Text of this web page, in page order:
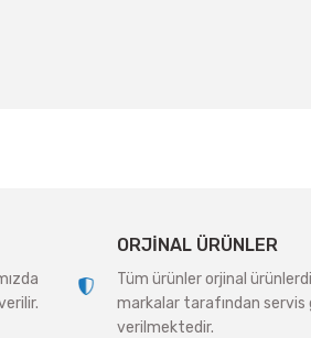
ORJİNAL ÜRÜNLER
Tüm ürünler orjinal
markalar tarafından servis
verilmektedir.